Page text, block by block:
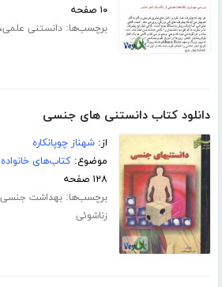
۱۰ صفحه
برچسب‌ها:دانستنی علمی
دانلود کتاب دانستنی های جنسی
از:شهناز چوپانکاره
موضوع:کتاب‌های
۱۲۸ صفحه
برچسب‌ها:بهداشت جنسی
زناشوئی